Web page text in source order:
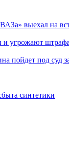
выехал на
и угрожают
пойдет под суд
синтетики